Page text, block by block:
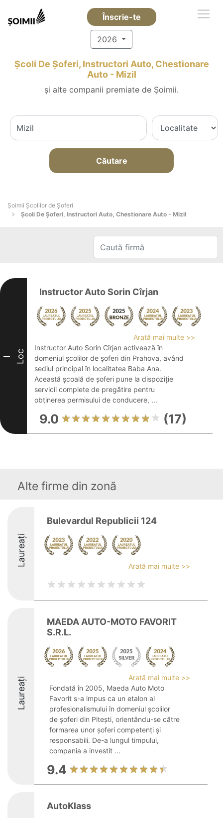
Înscrie-te
2026
Școli De Șoferi, Instructori Auto, Chestionare
Auto - Mizil
și alte companii premiate de Șoimii.
Căutare
Şoimii Școlilor de Șoferi
Școli De Șoferi, Instructori Auto, Chestionare Auto - Mizil
I Loc
Instructor Auto Sorin Cîrjan
Arată mai multe >>
Instructor Auto Sorin Cîrjan activează în
domeniul școlilor de șoferi din Prahova, având
sediul principal în localitatea Baba Ana.
Această școală de șoferi pune la dispoziție
servicii complete de pregătire pentru
obținerea permisului de conducere, ...
9.0 (17)
Alte firme din zonă
Laureați
Bulevardul Republicii 124
Arată mai multe >>
Laureați
MAEDA AUTO-MOTO FAVORIT
S.R.L.
Arată mai multe >>
Fondată în 2005, Maeda Auto Moto
Favorit s-a impus ca un etalon al
profesionalismului în domeniul școlilor
de șoferi din Pitești, orientându-se către
formarea unor șoferi competenți și
responsabili. De-a lungul timpului,
compania a investit ...
9.4
AutoKlass